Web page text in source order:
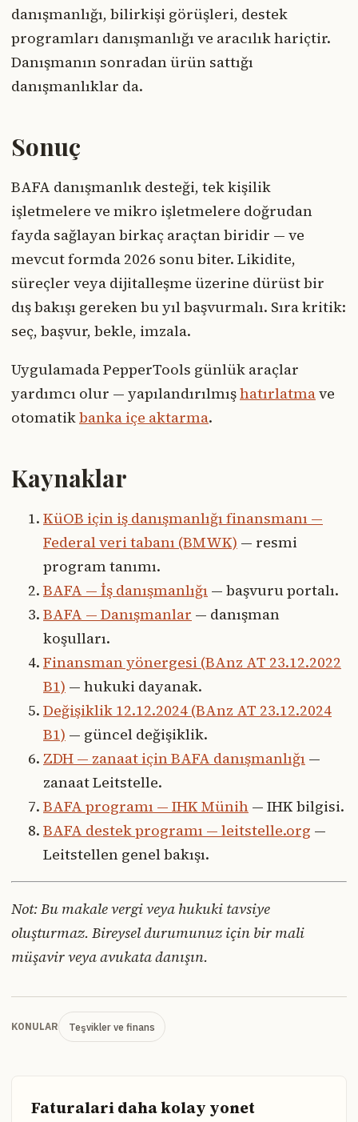
danışmanlığı, bilirkişi görüşleri, destek
programları danışmanlığı ve aracılık hariçtir.
Danışmanın sonradan ürün sattığı
danışmanlıklar da.
Sonuç
BAFA danışmanlık desteği, tek kişilik
işletmelere ve mikro işletmelere doğrudan
fayda sağlayan birkaç araçtan biridir — ve
mevcut formda 2026 sonu biter. Likidite,
süreçler veya dijitalleşme üzerine dürüst bir
dış bakışı gereken bu yıl başvurmalı. Sıra kritik:
seç, başvur, bekle, imzala.
Uygulamada PepperTools günlük araçlar
yardımcı olur — yapılandırılmışhatırlatmave
otomatikbanka içe aktarma.
Kaynaklar
KüOB için iş danışmanlığı finansmanı —
Federal veri tabanı (BMWK) — resmi
program tanımı.
BAFA — İş danışmanlığı — başvuru portalı.
BAFA — Danışmanlar — danışman
koşulları.
Finansman yönergesi (BAnz AT 23.12.2022
B1) — hukuki dayanak.
Değişiklik 12.12.2024 (BAnz AT 23.12.2024
B1) — güncel değişiklik.
ZDH — zanaat için BAFA danışmanlığı —
zanaat Leitstelle.
BAFA programı — IHK Münih — IHK bilgisi.
BAFA destek programı — leitstelle.org —
Leitstellen genel bakışı.
Not: Bu makale vergi veya hukuki tavsiye
oluşturmaz. Bireysel durumunuz için bir mali
müşavir veya avukata danışın.
KONULAR Teşvikler ve finans
Faturalari daha kolay yonet